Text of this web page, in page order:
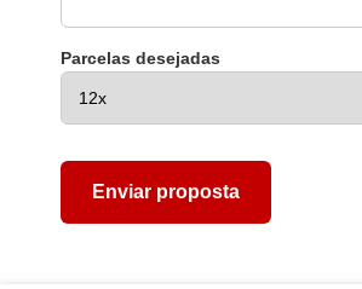
Parcelas desejadas
Enviar proposta